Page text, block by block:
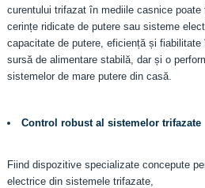
curentului trifazat în mediile casnice
cerințe ridicate de putere sau sisteme
capacitate de putere, eficiență și
sursă de alimentare stabilă, dar și o
sistemelor de mare putere din casă.
Control robust al sistemelor trifazate
Fiind dispozitive specializate concepute
electrice din sistemele trifazate,